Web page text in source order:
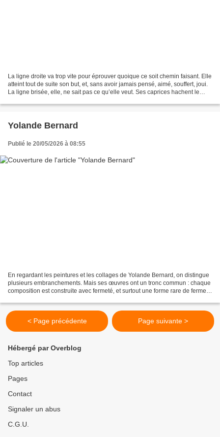
La ligne droite va trop vite pour éprouver quoique ce soit chemin faisant. Elle
atteint tout de suite son but, et, sans avoir jamais pensé, aimé, souffert, joui.
La ligne brisée, elle, ne sait pas ce qu’elle veut. Ses caprices hachent le
Yolande Bernard
Publié le 20/05/2026 à 08:55
En regardant les peintures et les collages de Yolande Bernard, on distingue
plusieurs embranchements. Mais ses œuvres ont un tronc commun : chaque
composition est construite avec fermeté, et surtout une forme rare de fermeté
< Page précédente Page suivante >
Hébergé par Overblog
Top articles
Pages
Contact
Signaler un abus
C.G.U.